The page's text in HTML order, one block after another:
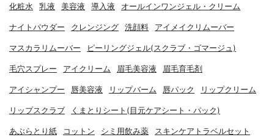
化粧水 乳液 美容液 導入液 オールインワンジェル・クリーム
ナイトパウダー クレンジング 洗顔料 アイメイクリムーバー
マスカラリムーバー ピーリングジェル(スクラブ・ゴマージュ)
毛穴スプレー アイクリーム 眉毛美容液 眉毛育毛剤
アイシャンプー 唇美容液 リップバーム 唇パック リップクリーム
リップスクラブ くまとりシート(目元ケアシート・パック)
あぶらとり紙 コットン シミ用飲み薬 スキンケアトラベルセット